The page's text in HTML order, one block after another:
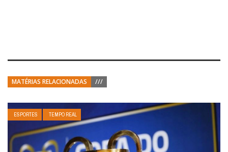
MATÉRIAS RELACIONADAS ///
ESPORTES TEMPO REAL